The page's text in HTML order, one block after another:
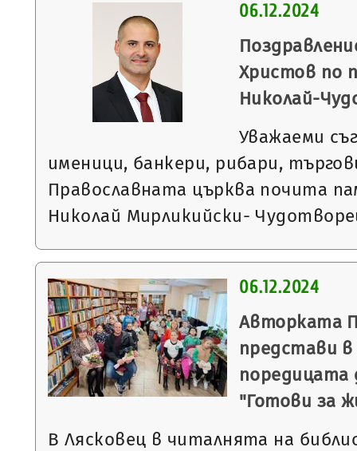
06.12.2024
Христов по
Николай-
Уважаеми
именици, банкери, рибари,
Православната църква почита
Николай Мирликийски-
06.12.2024
Авторката
представи в
поредицата
"Готови за
В Лясковец в читалнята на